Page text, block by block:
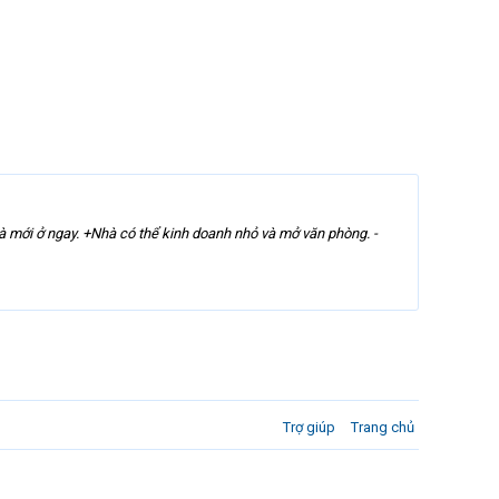
ở ngay. +Nhà có thể kinh doanh nhỏ và mở văn phòng. -
Trợ giúp Trang chủ